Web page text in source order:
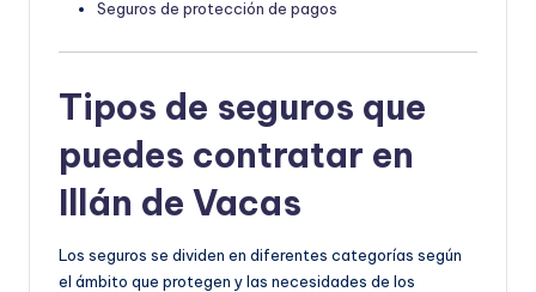
Seguros de protección de pagos
Tipos de seguros que
puedes contratar en
Illán de Vacas
Los seguros se dividen en diferentes categorías según
el ámbito que protegen y las necesidades de los